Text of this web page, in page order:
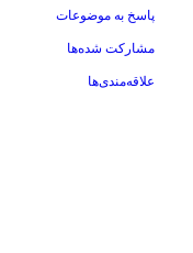
پاسخ به موضوعات
مشارکت شده‌ها
علاقه‌مندی‌ها